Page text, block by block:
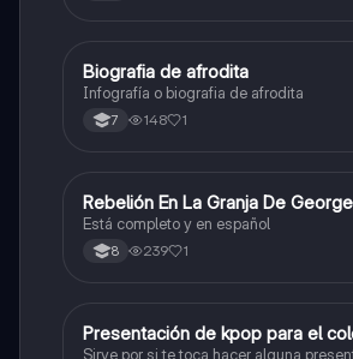
Artes
Biografia de afrodita
Infografía o biografia de afrodita
7 148 1
Sociales/Historia
Rebelión En La Granja De
Está completo y en español
8 239 1
Artes
Presentación de kpop para el
Sirve por si te toca hacer alguna